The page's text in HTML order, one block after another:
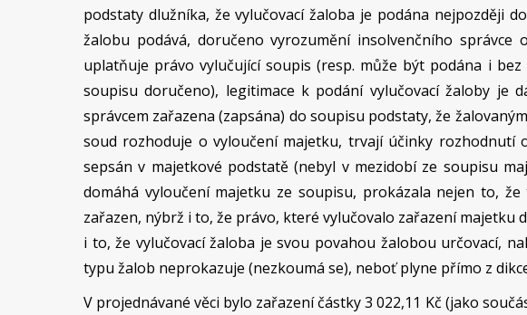
podstaty dlužníka, že vylučovací žaloba je podána nejpozději
žalobu podává, doručeno vyrozumění insolvenčního správce
uplatňuje právo vylučující soupis (resp. může být podána i
soupisu doručeno), legitimace k podání vylučovací žaloby je
správcem zařazena (zapsána) do soupisu podstaty, že
soud rozhoduje o vyloučení majetku, trvají účinky rozhodnutí
sepsán v majetkové podstatě (nebyl v mezidobí ze soupisu
domáhá vyloučení majetku ze soupisu, prokázala nejen to,
zařazen, nýbrž i to, že právo, které vylučovalo zařazení majetku
i to, že vylučovací žaloba je svou povahou žalobou určovací,
typu žalob neprokazuje (nezkoumá se), neboť plyne přímo z
V projednávané věci bylo zařazení částky 3 022,11 Kč (jako